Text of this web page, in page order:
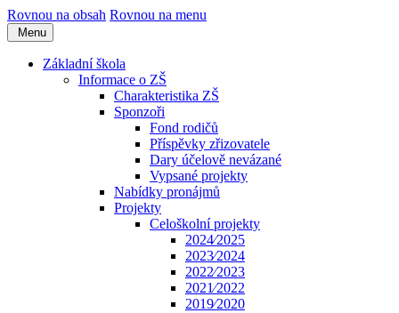
Rovnou na obsah Rovnou na menu
Menu
Základní škola
Informace o ZŠ
Charakteristika ZŠ
Sponzoři
Fond rodičů
Příspěvky zřizovatele
Dary účelově nevázané
Vypsané projekty
Nabídky pronájmů
Projekty
Celoškolní projekty
2024⁄2025
2023⁄2024
2022⁄2023
2021⁄2022
2019⁄2020